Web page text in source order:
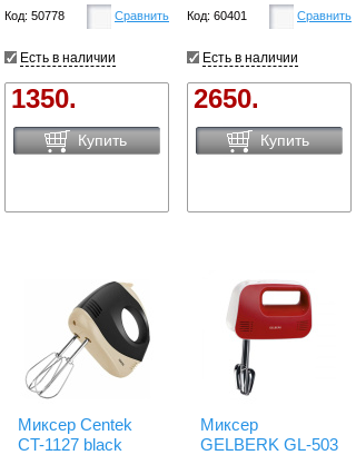
Код: 50778 Сравнить
Есть в наличии
1350.
Купить
Код: 60401 Сравнить
Есть в наличии
2650.
Купить
Миксер Centek
CT-1127 black
Миксер
GELBERK GL-503